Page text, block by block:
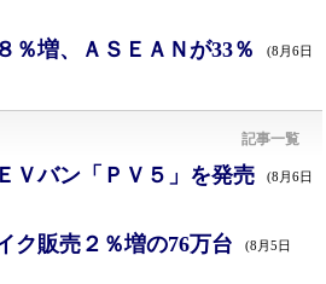
％増、ＡＳＥＡＮが33％ (8月6日
記事一覧
Ｖバン「ＰＶ５」を発売 (8月6日
ク販売２％増の76万台 (8月5日